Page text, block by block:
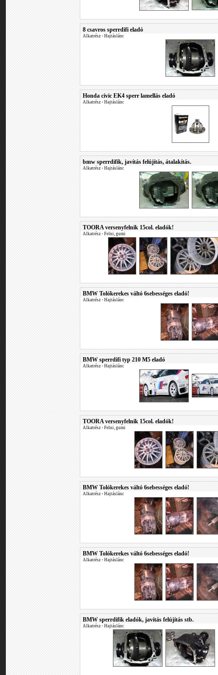
8 csavros sperrdifi eladó
Alkatrész • Hajtáslánc
Honda civic EK4 sperr lamellás eladó
Alkatrész • Hajtáslánc
bmw sperrdifik, javítás felújítás, átalakítás.
Alkatrész • Hajtáslánc
TOORA versenyfelnik 15col. eladók!
Alkatrész • Felni, gumi
BMW Tolókerekes váltó 6sebességes eladó!
Alkatrész • Hajtáslánc
BMW sperrdifi typ 210 M5 eladó
Alkatrész • Hajtáslánc
TOORA versenyfelnik 15col. eladók!
Alkatrész • Felni, gumi
BMW Tolókerekes váltó 6sebességes eladó!
Alkatrész • Hajtáslánc
BMW Tolókerekes váltó 6sebességes eladó!
Alkatrész • Hajtáslánc
BMW sperrdifik eladók, javítás felújítás stb.
Alkatrész • Hajtáslánc